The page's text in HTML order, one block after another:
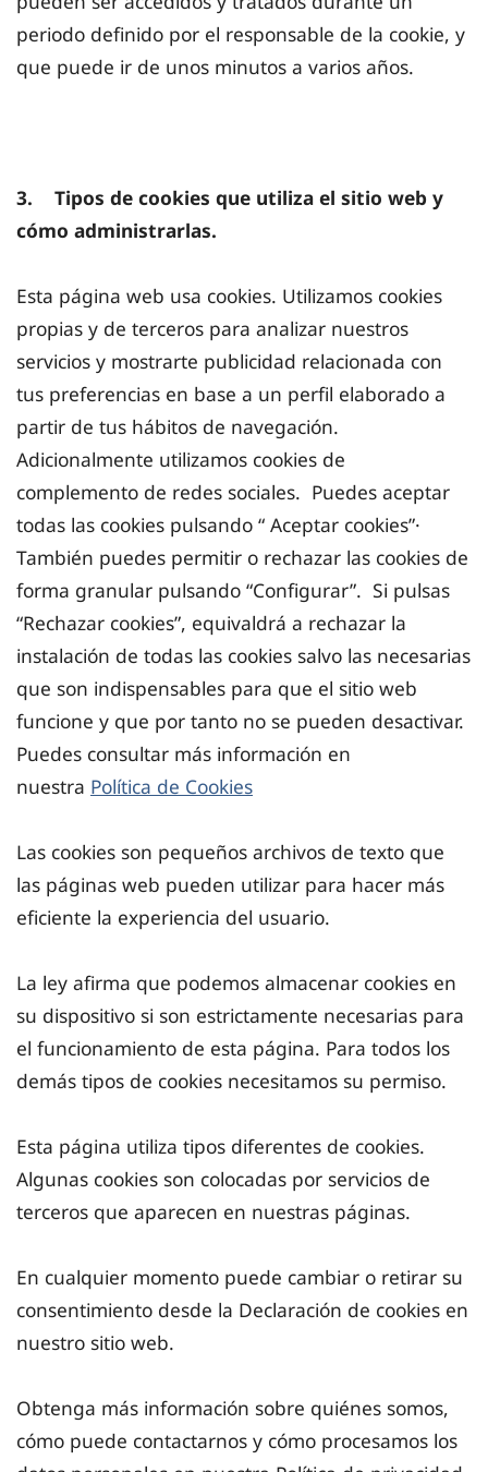
periodo definido por el responsable de la cookie, y
que puede ir de unos minutos a varios años.
3. Tipos de cookies que utiliza el sitio web y
cómo administrarlas.
Esta página web usa cookies. Utilizamos cookies
propias y de terceros para analizar nuestros
servicios y mostrarte publicidad relacionada con
tus preferencias en base a un perfil elaborado a
partir de tus hábitos de navegación.
Adicionalmente utilizamos cookies de
complemento de redes sociales. Puedes aceptar
todas las cookies pulsando “ Aceptar cookies”·
También puedes permitir o rechazar las cookies de
forma granular pulsando “Configurar”. Si pulsas
“Rechazar cookies”, equivaldrá a rechazar la
instalación de todas las cookies salvo las necesarias
que son indispensables para que el sitio web
funcione y que por tanto no se pueden desactivar.
Puedes consultar más información en
nuestra Política de Cookies
Las cookies son pequeños archivos de texto que
las páginas web pueden utilizar para hacer más
eficiente la experiencia del usuario.
La ley afirma que podemos almacenar cookies en
su dispositivo si son estrictamente necesarias para
el funcionamiento de esta página. Para todos los
demás tipos de cookies necesitamos su permiso.
Esta página utiliza tipos diferentes de cookies.
Algunas cookies son colocadas por servicios de
terceros que aparecen en nuestras páginas.
En cualquier momento puede cambiar o retirar su
consentimiento desde la Declaración de cookies en
nuestro sitio web.
Obtenga más información sobre quiénes somos,
cómo puede contactarnos y cómo procesamos los